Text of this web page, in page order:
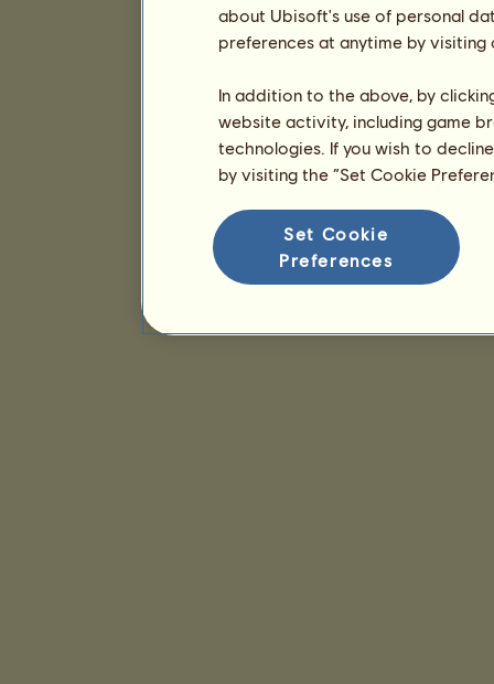
about Ubisoft's use of personal
preferences at anytime by
In addition to the above, by
website activity, including game
technologies. If you wish to
by visiting the “Set Cookie
Set Cookie
Preferences